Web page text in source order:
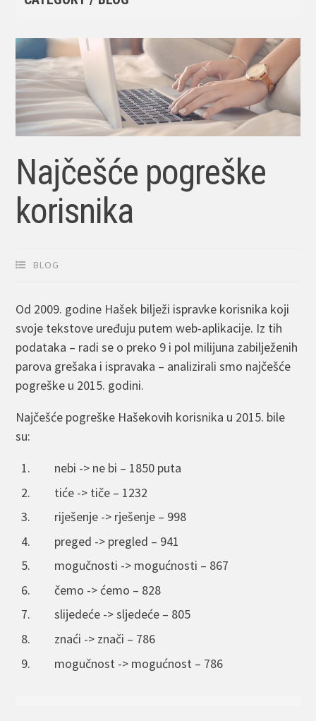
Najčešće pogreške
korisnika
BLOG
Od 2009. godine Hašek bilježi ispravke korisnika koji
svoje tekstove uređuju putem web-aplikacije. Iz tih
podataka – radi se o preko 9 i pol milijuna zabilježenih
parova grešaka i ispravaka – analizirali smo najčešće
pogreške u 2015. godini.
Najčešće pogreške Hašekovih korisnika u 2015. bile
su:
nebi -> ne bi – 1850 puta
tiće -> tiče – 1232
riješenje -> rješenje – 998
preged -> pregled – 941
mogučnosti -> mogućnosti – 867
čemo -> ćemo – 828
slijedeće -> sljedeće – 805
znaći -> znači – 786
mogučnost -> mogućnost – 786